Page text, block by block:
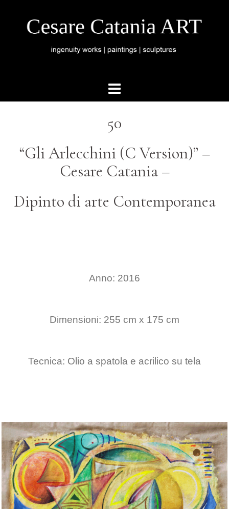
50
“Gli Arlecchini (C Version)” –
Cesare Catania –
Dipinto di arte Contemporanea
Anno: 2016
Dimensioni: 255 cm x 175 cm
Tecnica: Olio a spatola e acrilico su tela